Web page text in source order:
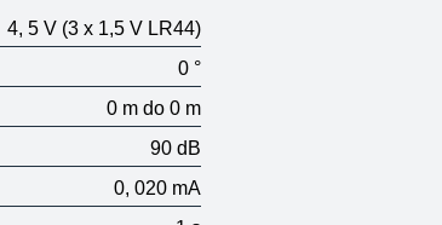
4, 5 V (3 x 1,5 V LR44)
0 °
0 m do 0 m
90 dB
0, 020 mA